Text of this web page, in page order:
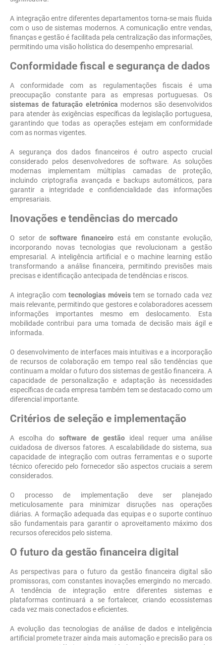
A integração entre diferentes departamentos torna-se mais fluida
com o uso de sistemas modernos. A comunicação entre vendas,
finanças e gestão é facilitada pela centralização das informações,
permitindo uma visão holística do desempenho empresarial.
Conformidade fiscal e segurança de dados
A conformidade com as regulamentações fiscais é uma
preocupação constante para as empresas portuguesas. Os
sistemas de faturação eletrónica modernos são desenvolvidos
para atender às exigências específicas da legislação portuguesa,
garantindo que todas as operações estejam em conformidade
com as normas vigentes.
A segurança dos dados financeiros é outro aspecto crucial
considerado pelos desenvolvedores de software. As soluções
modernas implementam múltiplas camadas de proteção,
incluindo criptografia avançada e backups automáticos, para
garantir a integridade e confidencialidade das informações
empresariais.
Inovações e tendências do mercado
O setor desoftware financeiro está em constante evolução,
incorporando novas tecnologias que revolucionam a gestão
empresarial. A inteligência artificial e o machine learning estão
transformando a análise financeira, permitindo previsões mais
precisas e identificação antecipada de tendências e riscos.
A integração com tecnologias móveistem se tornado cada vez
mais relevante, permitindo que gestores e colaboradores acessem
informações importantes mesmo em deslocamento. Esta
mobilidade contribui para uma tomada de decisão mais ágil e
informada.
O desenvolvimento de interfaces mais intuitivas e a incorporação
de recursos de colaboração em tempo real são tendências que
continuam a moldar o futuro dos sistemas de gestão financeira. A
capacidade de personalização e adaptação às necessidades
específicas de cada empresa também tem se destacado como um
diferencial importante.
Critérios de seleção e implementação
A escolha do software de gestão ideal requer uma análise
cuidadosa de diversos fatores. A escalabilidade do sistema, sua
capacidade de integração com outras ferramentas e o suporte
técnico oferecido pelo fornecedor são aspectos cruciais a serem
considerados.
O processo de implementação deve ser planejado
meticulosamente para minimizar disruções nas operações
diárias. A formação adequada das equipas e o suporte contínuo
são fundamentais para garantir o aproveitamento máximo dos
recursos oferecidos pelo sistema.
O futuro da gestão financeira digital
As perspectivas para o futuro da gestão financeira digital são
promissoras, com constantes inovações emergindo no mercado.
A tendência de integração entre diferentes sistemas e
plataformas continuará a se fortalecer, criando ecossistemas
cada vez mais conectados e eficientes.
A evolução das tecnologias de análise de dados e inteligência
artificial promete trazer ainda mais automação e precisão para os